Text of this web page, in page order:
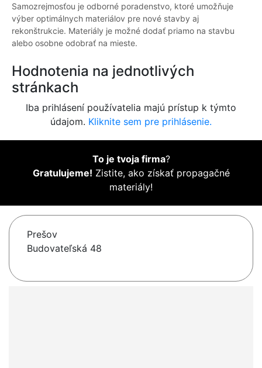
Samozrejmosťou je odborné poradenstvo, ktoré umožňuje
výber optimálnych materiálov pre nové stavby aj
rekonštrukcie. Materiály je možné dodať priamo na stavbu
alebo osobne odobrať na mieste.
Hodnotenia na jednotlivých
stránkach
Iba prihlásení používatelia majú prístup k týmto
údajom. Kliknite sem pre prihlásenie.
To je tvoja firma?
Gratulujeme! Zistite, ako získať propagačné
materiály!
Prešov
Budovateľská 48